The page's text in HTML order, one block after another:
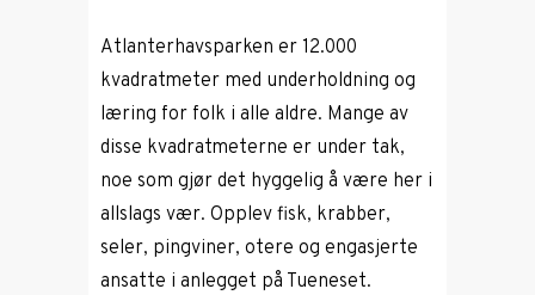
Atlanterhavsparken er 12.000
kvadratmeter med underholdning og
læring for folk i alle aldre. Mange av
disse kvadratmeterne er under tak,
noe som gjør det hyggelig å være her i
allslags vær. Opplev fisk, krabber,
seler, pingviner, otere og engasjerte
ansatte i anlegget på Tueneset.